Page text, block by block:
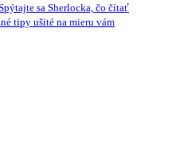
sa Sherlocka, čo čítať
tipy ušité na mieru vám